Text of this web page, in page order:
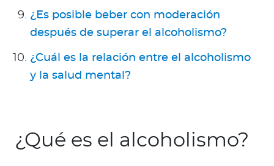
¿Es posible beber con moderación
después de superar el alcoholismo?
¿Cuál es la relación entre el alcoholismo
y la salud mental?
¿Qué es el alcoholismo?